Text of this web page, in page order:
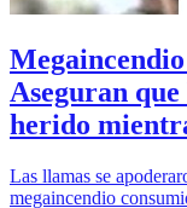
Aseguran
herido
Las llamas se
megaincendio